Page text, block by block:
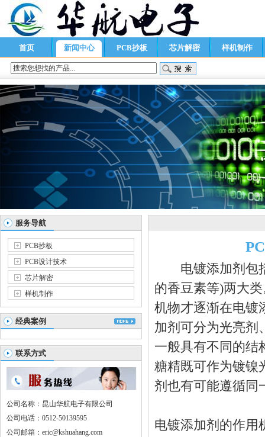
首页 新闻中心 PCB抄板 芯片解密 样机制作
服务导航
PCB抄板
PCB设计技术
芯片解密
样机制作
经典案例
联系方式
公司名称：昆山华航电子有限公司
公司电话：0512-50139595
公司邮箱：eric@kshuahang.com
电镀添加剂包括
的香豆素等)两大
机物才逐渐在电镀
加剂可分为光亮剂
一般具有不同的结
糖精既可作为镀镍
剂也有可能遵循同
电镀添加剂的作用